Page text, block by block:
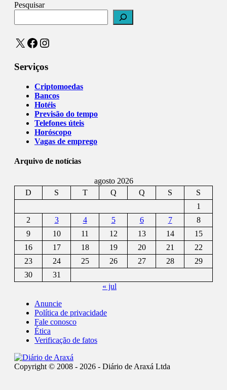
Pesquisar
X Facebook
Instagram
Serviços
Criptomoedas
Bancos
Hotéis
Previsão do tempo
Telefones úteis
Horóscopo
Vagas de emprego
Arquivo de notícias
agosto 2026
D
S T Q Q S
S
1
2
3 4 5 6 7
8
9
10 11 12 13 14
15
16
17 18 19 20 21
22
23
24 25 26 27 28
29
30
31
« jul
Anuncie
Política de privacidade
Fale conosco
Ética
Verificação de fatos
Copyright © 2008 - 2026 - Diário de Araxá Ltda